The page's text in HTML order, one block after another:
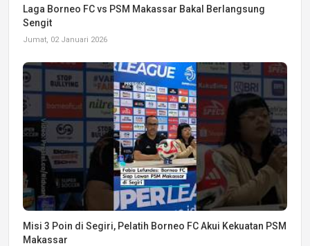
Laga Borneo FC vs PSM Makassar Bakal Berlangsung
Sengit
Jumat, 02 Januari 2026
Misi 3 Poin di Segiri, Pelatih Borneo FC Akui Kekuatan PSM
Makassar